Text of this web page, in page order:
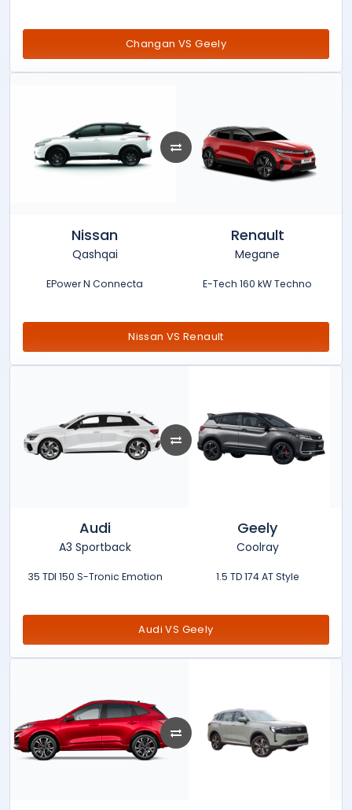
Changan VS Geely
Nissan
Qashqai
EPower N Connecta
Renault
Megane
E-Tech 160 kW Techno
Nissan VS Renault
Audi
A3 Sportback
35 TDI 150 S-Tronic Emotion
Geely
Coolray
1.5 TD 174 AT Style
Audi VS Geely